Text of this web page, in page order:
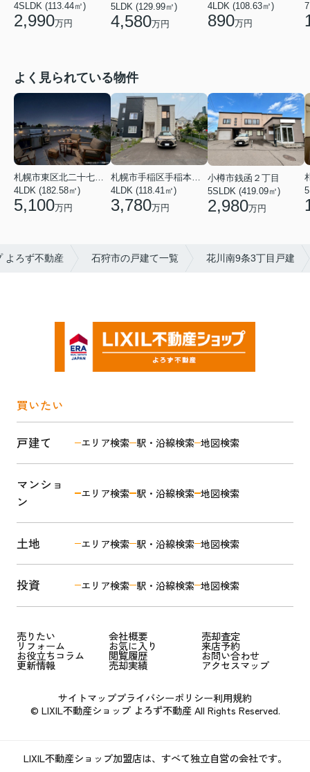
4SLDK (113.44㎡)
2,990万円
5LDK (129.99㎡)
4,580万円
4LDK (108.63㎡)
890万円
よく見られている物件
札幌市東区北二十七条東２１丁目
4LDK (182.58㎡)
5,100万円
札幌市手稲区手稲本町二条５丁目
4LDK (118.41㎡)
3,780万円
小樽市銭函２丁目
5SLDK (419.09㎡)
2,980万円
よろず不動産 石狩市の戸建て一覧 花川南9条3丁目戸建
買いたい
戸建て エリア検索 駅・沿線検索 地図検索
マンショ
ン
エリア検索 駅・沿線検索 地図検索
土地 エリア検索 駅・沿線検索 地図検索
投資 エリア検索 駅・沿線検索 地図検索
売りたい
リフォーム
お役立ちコラム
更新情報
会社概要
お気に入り
閲覧履歴
売却実績
売却査定
来店予約
お問い合わせ
アクセスマップ
サイトマッププライバシーポリシー利用規約
© LIXIL不動産ショップ よろず不動産 All Rights Reserved.
LIXIL不動産ショップ加盟店は、すべて独立自営の会社です。